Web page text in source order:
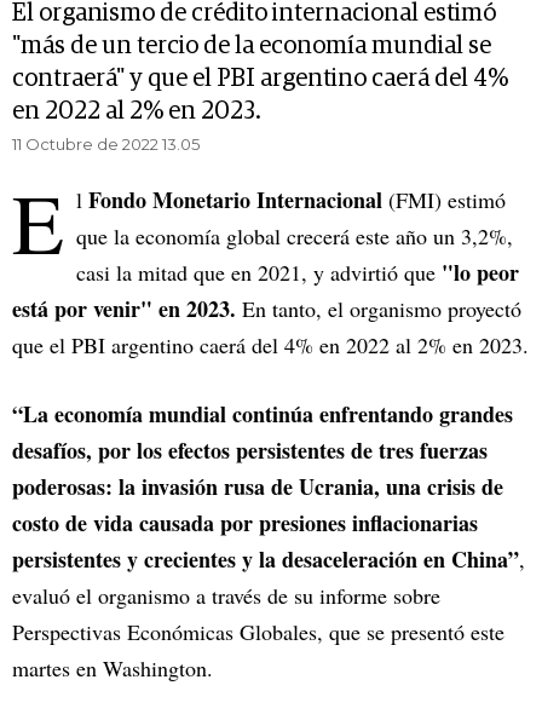
El organismo de crédito internacional estimó
"más de un tercio de la economía mundial se
contraerá" y que el PBI argentino caerá del 4%
en 2022 al 2% en 2023.
11 Octubre de 2022 13.05
E l Fondo Monetario Internacional (FMI) estimó
que la economía global crecerá este año un 3,2%,
casi la mitad que en 2021, y advirtió que "lo peor
está por venir" en 2023. En tanto, el organismo proyectó
que el PBI argentino caerá del 4% en 2022 al 2% en 2023.
“La economía mundial continúa enfrentando grandes
desafíos, por los efectos persistentes de tres fuerzas
poderosas: la invasión rusa de Ucrania, una crisis de
costo de vida causada por presiones inflacionarias
persistentes y crecientes y la desaceleración en China”,
evaluó el organismo a través de su informe sobre
Perspectivas Económicas Globales, que se presentó este
martes en Washington.